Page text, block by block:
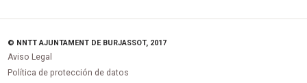
© NNTT AJUNTAMENT DE BURJASSOT, 2017
Aviso Legal
Política de protección de datos